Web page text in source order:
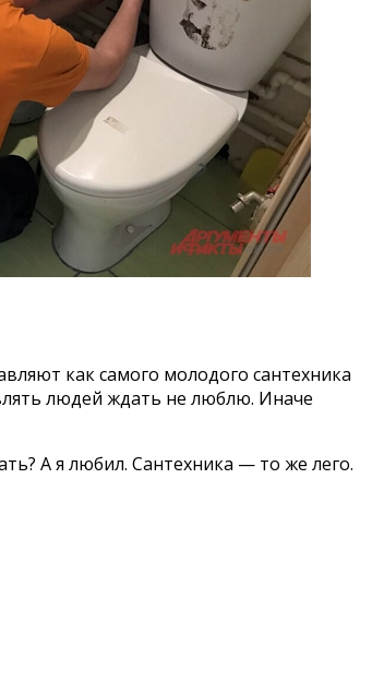
как самого молодого сантехника
людей ждать не люблю. Иначе
А я любил. Сантехника — то же лего.